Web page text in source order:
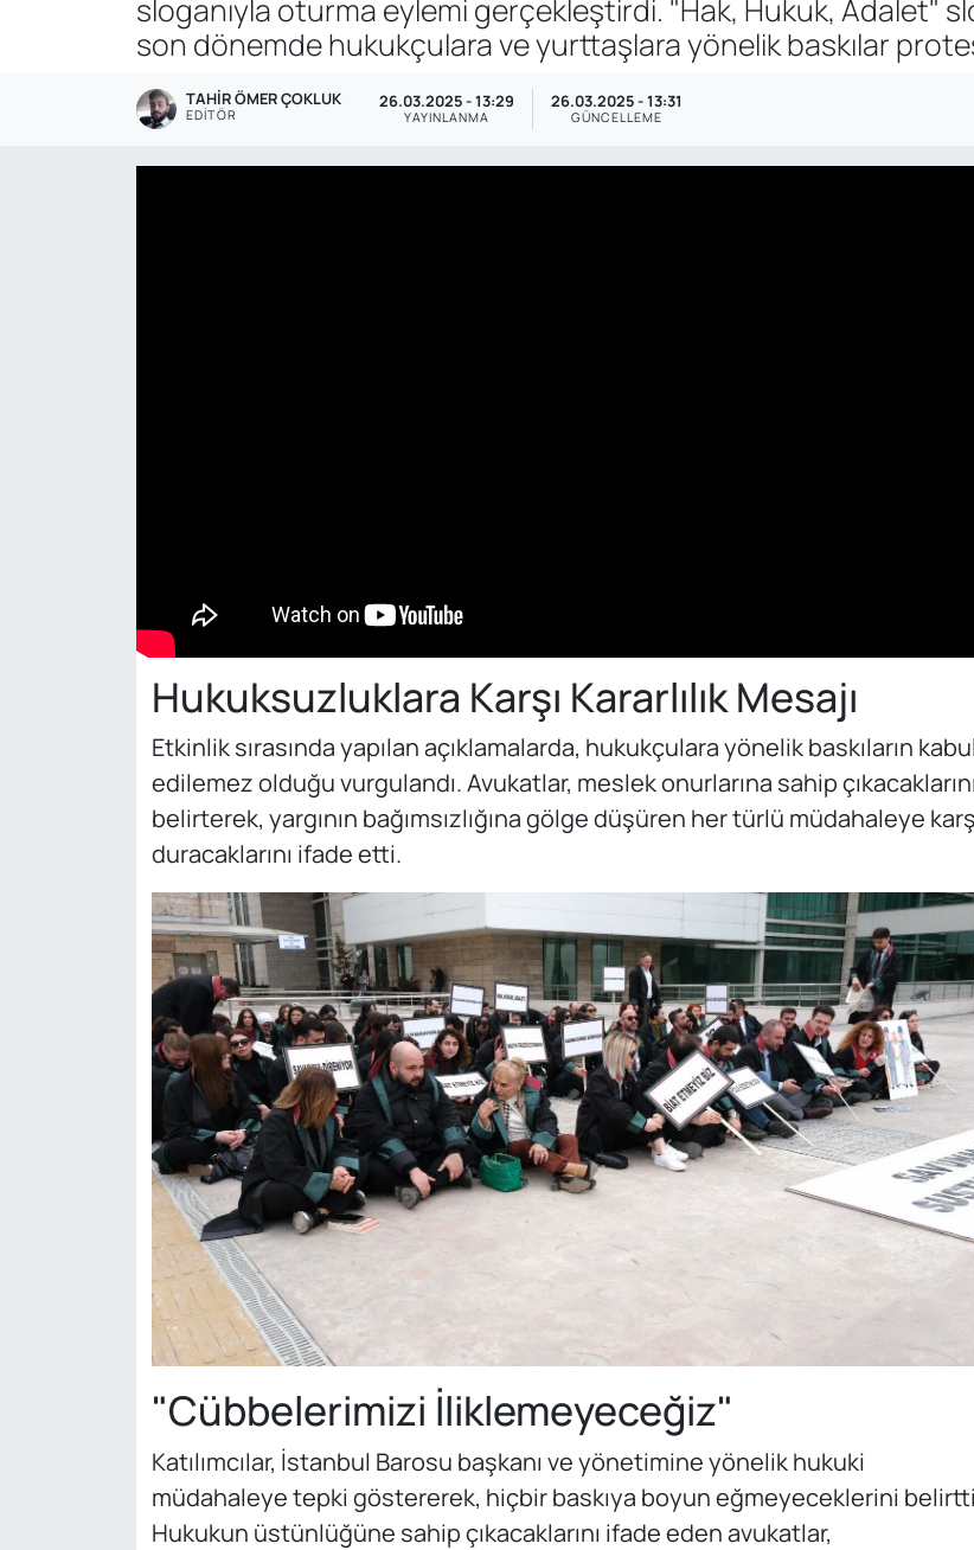
sloganıyla oturma eylemi gerçekleştirdi. "Hak, Hukuk, Adalet"
son dönemde hukukçulara ve yurttaşlara yönelik baskılar
TAHIR ÖMER ÇOKLUK
EDITÖR
26.03.2025 - 13:29
YAYINLANMA
26.03.2025 - 13:31
GÜNCELLEME
Hukuksuzluklara Karşı Kararlılık Mesajı
Etkinlik sırasında yapılan açıklamalarda, hukukçulara yönelik baskıların kabul
edilemez olduğu vurgulandı. Avukatlar, meslek onurlarına sahip çıkacaklarını
belirterek, yargının bağımsızlığına gölge düşüren her türlü müdahaleye
duracaklarını ifade etti.
"Cübbelerimizi İliklemeyeceğiz"
Katılımcılar, İstanbul Barosu başkanı ve yönetimine yönelik hukuki
müdahaleye tepki göstererek, hiçbir baskıya boyun eğmeyeceklerini
Hukukun üstünlüğüne sahip çıkacaklarını ifade eden avukatlar,
Gündem
Özel Haber